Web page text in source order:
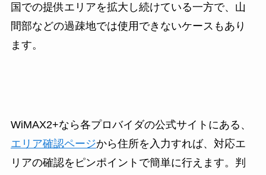
国での提供エリアを拡大し続けている一方で、山
間部などの過疎地では使用できないケースもあり
ます。
WiMAX2+なら各プロバイダの公式サイトにある、
エリア確認ページから住所を入力すれば、対応エ
リアの確認をピンポイントで簡単に行えます。判